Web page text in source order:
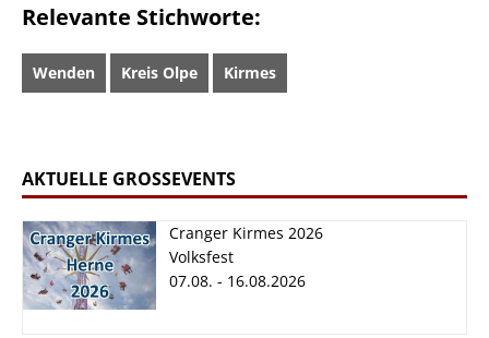
Relevante Stichworte:
Wenden Kreis Olpe Kirmes
AKTUELLE GROSSEVENTS
Cranger Kirmes 2026
Volksfest
07.08. - 16.08.2026